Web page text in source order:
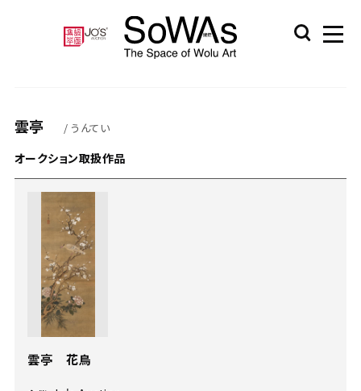
雲亭 / うんてい
オークション取扱作品
雲亭 花鳥